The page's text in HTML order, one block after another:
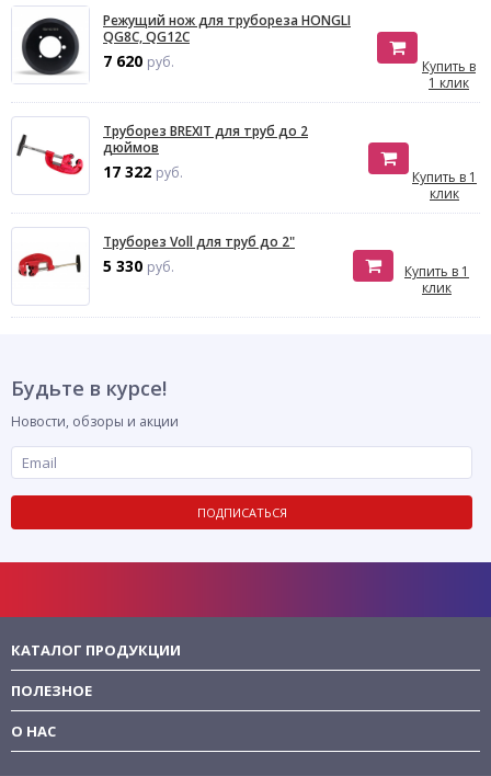
Режущий нож для трубореза HONGLI
QG8C, QG12C
7 620 руб.
Купить в
1 клик
Труборез BREXIT для труб до 2
дюймов
17 322 руб.
Купить в 1
клик
Труборез Voll для труб до 2"
5 330 руб.
Купить в 1
клик
Будьте в курсе!
Новости, обзоры и акции
ПОДПИСАТЬСЯ
КАТАЛОГ ПРОДУКЦИИ
ПОЛЕЗНОЕ
О НАС